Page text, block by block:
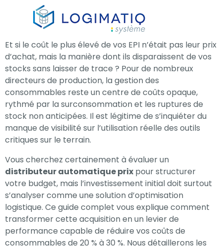
Et si le coût le plus élevé de vos EPI n’était pas leur prix
d’achat, mais la manière dont ils disparaissent de vos
stocks sans laisser de trace ? Pour de nombreux
directeurs de production, la gestion des
consommables reste un centre de coûts opaque,
rythmé par la surconsommation et les ruptures de
stock non anticipées. Il est légitime de s’inquiéter du
manque de visibilité sur l’utilisation réelle des outils
critiques sur le terrain.
Vous cherchez certainement à évaluer un
distributeur automatique prix pour structurer
votre budget, mais l’investissement initial doit surtout
s’analyser comme une solution d’optimisation
logistique. Ce guide complet vous explique comment
transformer cette acquisition en un levier de
performance capable de réduire vos coûts de
consommables de 20 % à 30 %. Nous détaillerons les